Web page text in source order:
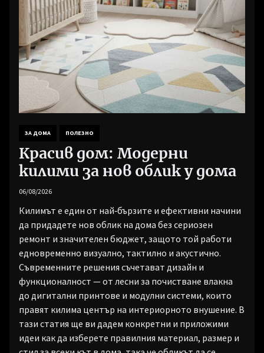
ЗА ДОМА ПОЛЕЗНО
Красив дом: Модерни
килими за нов облик у дома
06/08/2026
Килимът е един от най‑бързите и ефективни начини
да придадете нов облик на дома без сериозен
ремонт и значителен бюджет, защото той работи
едновременно визуално, тактилно и акустично.
Съвременните решения съчетават дизайн и
функционалност — от лесни за почистване влакна
до дигитални принтове и модулни системи, които
правят килима център на интериорното внушение. В
тази статия ще ви дадем конкретни и приложими
идеи как да изберете правилния материал, размер и